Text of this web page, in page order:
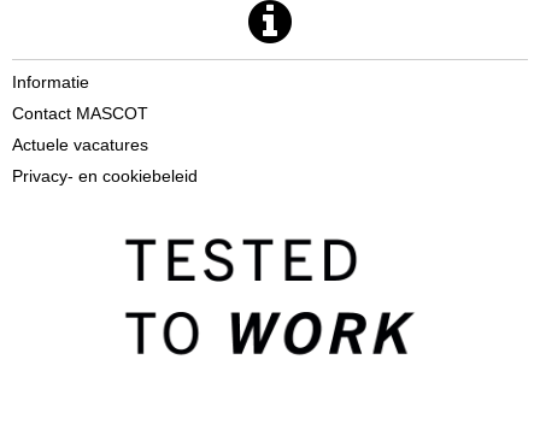
Informatie
Contact MASCOT
Actuele vacatures
Privacy- en cookiebeleid